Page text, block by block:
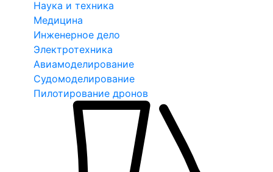
Наука и техника
Медицина
Инженерное дело
Электротехника
Авиамоделирование
Судомоделирование
Пилотирование дронов